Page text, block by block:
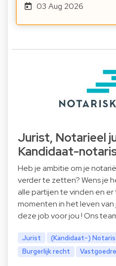
03 Aug 2026
Jurist, Notarieel
Kandidaat-
Heb je ambitie om je
verder te zetten? Wens je
alle partijen te vinden en
momenten in het leven
deze job voor jou ! Ons
Jurist (Kandidaat-) Notaris
Burgerlijk recht